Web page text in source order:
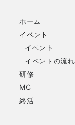
ホーム
イベント
イベント
イベントの流れ
研修
MC
終活